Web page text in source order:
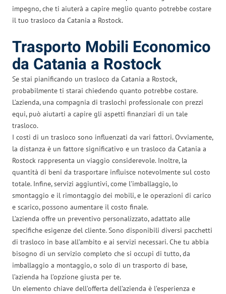
impegno, che ti aiuterà a capire meglio quanto potrebbe costare
il tuo trasloco da Catania a Rostock.
Trasporto Mobili Economico
da Catania a Rostock
Se stai pianificando un trasloco da Catania a Rostock,
probabilmente ti starai chiedendo quanto potrebbe costare.
L’azienda, una compagnia di traslochi professionale con prezzi
equi, può aiutarti a capire gli aspetti finanziari di un tale
trasloco.
I costi di un trasloco sono influenzati da vari fattori. Ovviamente,
la distanza è un fattore significativo e un trasloco da Catania a
Rostock rappresenta un viaggio considerevole. Inoltre, la
quantità di beni da trasportare influisce notevolmente sul costo
totale. Infine, servizi aggiuntivi, come l’imballaggio, lo
smontaggio e il rimontaggio dei mobili, e le operazioni di carico
e scarico, possono aumentare il costo finale.
L’azienda offre un preventivo personalizzato, adattato alle
specifiche esigenze del cliente. Sono disponibili diversi pacchetti
di trasloco in base all’ambito e ai servizi necessari. Che tu abbia
bisogno di un servizio completo che si occupi di tutto, da
imballaggio a montaggio, o solo di un trasporto di base,
l’azienda ha l’opzione giusta per te.
Un elemento chiave dell’offerta dell’azienda è l’esperienza e